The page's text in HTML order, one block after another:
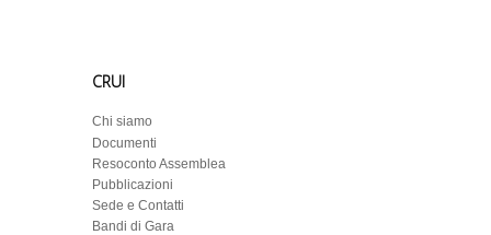
CRUI
Chi siamo
Documenti
Resoconto Assemblea
Pubblicazioni
Sede e Contatti
Bandi di Gara